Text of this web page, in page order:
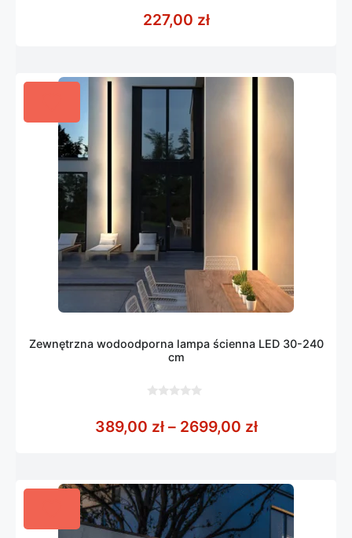
5
227,00 zł
Zewnętrzna wodoodporna lampa ścienna LED 30-240
cm
5
389,00 zł – 2699,00 złZakres cen: